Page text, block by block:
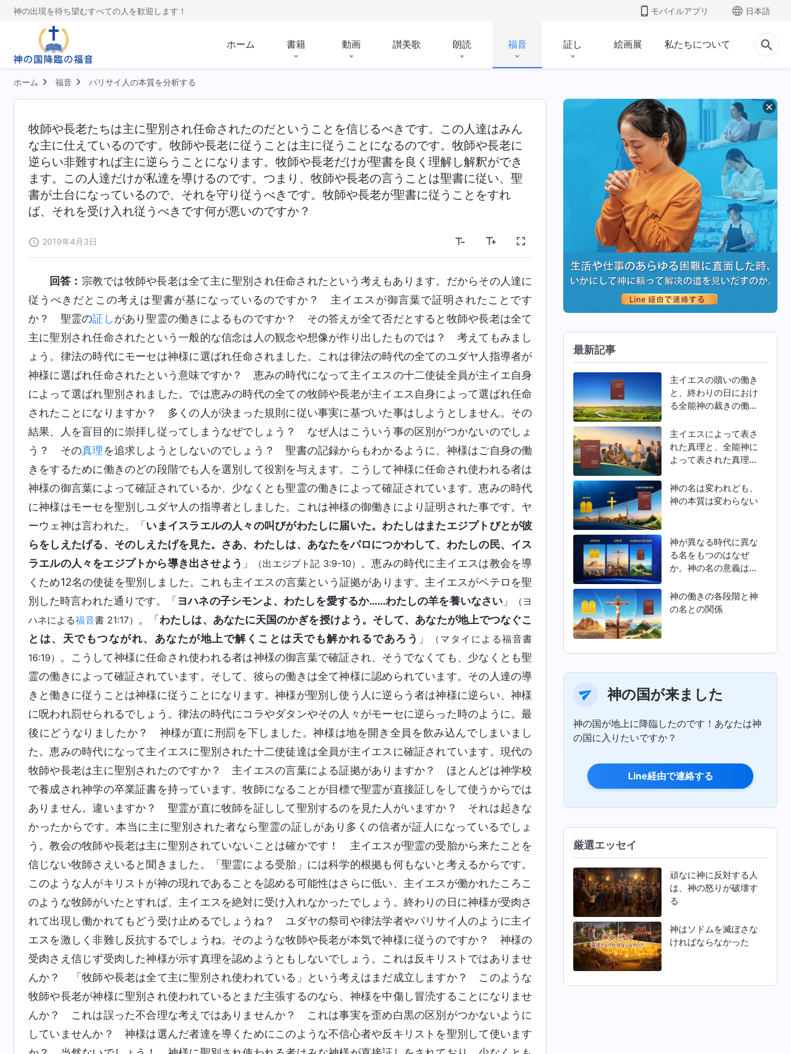
神の出現を待ち望むすべての人を歓迎します！ モバイルアプリ 日本語
ホーム 書籍 動画 讃美歌 朗読 福音 証し 絵画展 私たちについて
ホーム 福音 パリサイ人の本質を分析する
牧師や長老たちは主に聖別され任命されたのだということを信じるべきです。この人達はみん
な主に仕えているのです。牧師や長老に従うことは主に従うことになるのです。牧師や長老に
逆らい非難すれば主に逆らうことになります。牧師や長老だけが聖書を良く理解し解釈ができ
ます。この人達だけが私達を導けるのです。つまり、牧師や長老の言うことは聖書に従い、聖
書が土台になっているので、それを守り従うべきです。牧師や長老が聖書に従うことをすれ
ば、それを受け入れ従うべきです何が悪いのですか？
2019年4月3日
回答： 宗教では牧師や長老は全て主に聖別され任命されたという考えもあります。だからその人達に
従うべきだとこの考えは聖書が基になっているのですか？ 主イエスが御言葉で証明されたことです
か？ 聖霊の証しがあり聖霊の働きによるものですか？ その答えが全て否だとすると牧師や長老は全て
主に聖別され任命されたという一般的な信念は人の観念や想像が作り出したものでは？ 考えてもみまし
ょう。律法の時代にモーセは神様に選ばれ任命されました。これは律法の時代の全てのユダヤ人指導者が
神様に選ばれ任命されたという意味ですか？ 恵みの時代になって主イエスの十二使徒全員が主イエ自身
によって選ばれ聖別されました。では恵みの時代の全ての牧師や長老が主イエス自身によって選ばれ任命
されたことになりますか？ 多くの人が決まった規則に従い事実に基づいた事はしようとしません。その
結果、人を盲目的に崇拝し従ってしまうなぜでしょう？ なぜ人はこういう事の区別がつかないのでしょ
う？ その真理を追求しようとしないのでしょう？ 聖書の記録からもわかるように、神様はご自身の働
きをするために働きのどの段階でも人を選別して役割を与えます。こうして神様に任命され使われる者は
神様の御言葉によって確証されているか、少なくとも聖霊の働きによって確証されています。恵みの時代
に神様はモーセを聖別しユダヤ人の指導者としました。これは神様の御働きにより証明された事です。ヤ
ーウェ神は言われた。「 いまイスラエルの人々の叫びがわたしに届いた。わたしはまたエジプトびとが彼
らをしえたげる、そのしえたげを見た。さあ、わたしは、あなたをパロにつかわして、わたしの民、イス
ラエルの人々をエジプトから導き出させよう 」 （出エジプト記 3:9-10） 。恵みの時代に主イエスは教会を導
くため12名の使徒を聖別しました。これも主イエスの言葉という証拠があります。主イエスがペテロを聖
別した時言われた通りです。「 ヨハネの子シモンよ、わたしを愛するか……わたしの羊を養いなさい 」
（ヨ
ハネによる福音書 21:17） 。「わたしは、あなたに天国のかぎを授けよう。そして、あなたが地上でつなぐこ
とは、天でもつながれ、あなたが地上で解くことは天でも解かれるであろう 」
（マタイによる福音書
16:19） 。こうして神様に任命され使われる者は神様の御言葉で確証され、そうでなくても、少なくとも聖
霊の働きによって確証されています。そして、彼らの働きは全て神様に認められています。その人達の導
きと働きに従うことは神様に従うことになります。神様が聖別し使う人に逆らう者は神様に逆らい、神様
に呪われ罰せられるでしょう。律法の時代にコラやダタンやその人々がモーセに逆らった時のように。最
後にどうなりましたか？ 神様が直に刑罰を下しました。神様は地を開き全員を飲み込んでしまいまし
た。恵みの時代になって主イエスに聖別された十二使徒達は全員が主イエスに確証されています。現代の
牧師や長老は主に聖別されたのですか？ 主イエスの言葉による証拠がありますか？ ほとんどは神学校
で養成され神学の卒業証書を持っています。牧師になることが目標で聖霊が直接証しをして使うからでは
ありません。違いますか？ 聖霊が直に牧師を証しして聖別するのを見た人がいますか？ それは起きな
かったからです。本当に主に聖別された者なら聖霊の証しがあり多くの信者が証人になっているでしょ
う。教会の牧師や長老は主に聖別されていないことは確かです！ 主イエスが聖霊の受胎から来たことを
信じない牧師さえいると聞きました。「聖霊による受胎」には科学的根拠も何もないと考えるからです。
このような人がキリストが神の現れであることを認める可能性はさらに低い、主イエスが働かれたころこ
のような牧師がいたとすれば、主イエスを絶対に受け入れなかったでしょう。終わりの日に神様が受肉さ
れて出現し働かれてもどう受け止めるでしょうね？ ユダヤの祭司や律法学者やパリサイ人のように主イ
エスを激しく非難し反抗するでしょうね。そのような牧師や長老が本気で神様に従うのですか？ 神様の
受肉さえ信じず受肉した神様が示す真理を認めようともしないでしょう。これは反キリストではありませ
んか？ 「牧師や長老は全て主に聖別され使われている」という考えはまだ成立しますか？ このような
牧師や長老が神様に聖別され使われているとまだ主張するのなら、神様を中傷し冒涜することになりませ
んか？ これは誤った不合理な考えではありませんか？ これは事実を歪め白黒の区別がつかないように
していませんか？ 神様は選んだ者達を導くためにこのような不信心者や反キリストを聖別して使います
最新記事
主イエスの贖いの働き
と、終わりの日におけ
る全能神の裁きの働き
主イエスによって表さ
れた真理と、全能神に
よって表された真理と
神の名は変われども、
神の本質は変わらない
神が異なる時代に異な
る名をもつのはなぜ
か。神の名の意義は何
神の働きの各段階と神
の名との関係
神の国が来ました
神の国が地上に降臨したのです！あなたは神
の国に入りたいですか？
Line経由で連絡する
厳選エッセイ
頑なに神に反対する人
は、神の怒りが破壊す
る
神はソドムを滅ぼさな
ければならなかった